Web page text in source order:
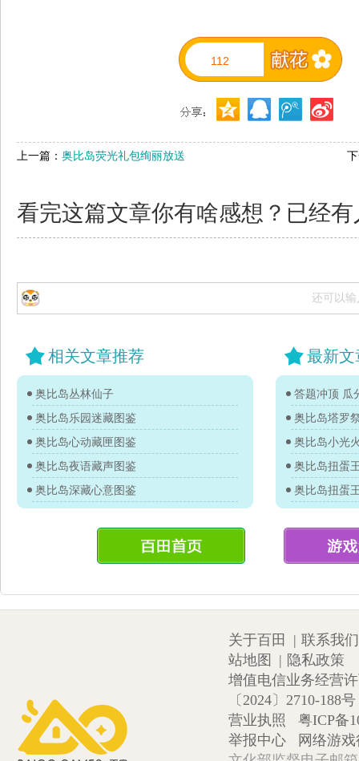
112
上一篇： 奥比岛荧光礼包绚丽放送
看完这篇文章你有啥感想？已经有
还可以输
相关文章推荐
奥比岛丛林仙子
奥比岛乐园迷藏图鉴
奥比岛心动藏匣图鉴
奥比岛夜语藏声图鉴
奥比岛深藏心意图鉴
最新文
答题冲顶 瓜
奥比岛塔罗
奥比岛小光
关于百田 | 联系我们
站地图
| 隐私政策
增值电信业务经营
〔2024〕2710-188号
营业执照
粤ICP备
举报中心
网络游